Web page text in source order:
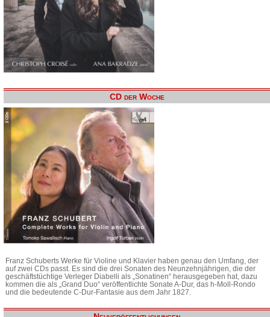
CD der Woche
Franz Schuberts Werke für Violine und Klavier haben genau den Umfang, der
auf zwei CDs passt. Es sind die drei Sonaten des Neunzehnjährigen, die der
geschäftstüchtige Verleger Diabelli als „Sonatinen“ herausgegeben hat, dazu
kommen die als „Grand Duo“ veröffentlichte Sonate A-Dur, das h-Moll-Rondo
und die bedeutende C-Dur-Fantasie aus dem Jahr 1827.